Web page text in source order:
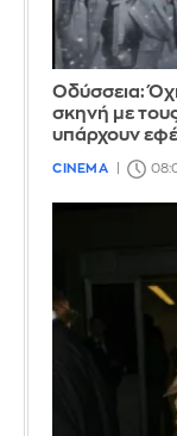
Οδύσσεια:
σκηνή με
υπάρχουν εφέ
CINEMA